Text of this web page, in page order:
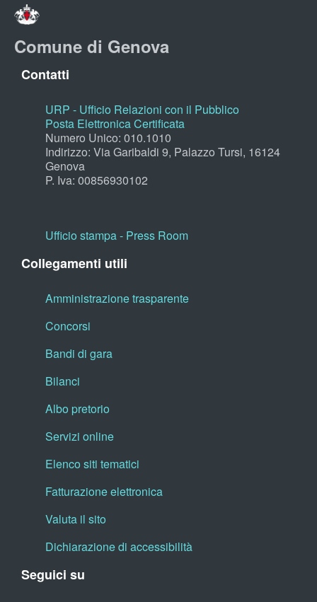
Comune di Genova
Contatti
URP - Ufficio Relazioni con il Pubblico
Posta Elettronica Certificata
Numero Unico: 010.1010
Indirizzo: Via Garibaldi 9, Palazzo Tursi, 16124
Genova
P. Iva: 00856930102
Ufficio stampa - Press Room
Collegamenti utili
Amministrazione trasparente
Concorsi
Bandi di gara
Bilanci
Albo pretorio
Servizi online
Elenco siti tematici
Fatturazione elettronica
Valuta il sito
Dichiarazione di accessibilità
Seguici su